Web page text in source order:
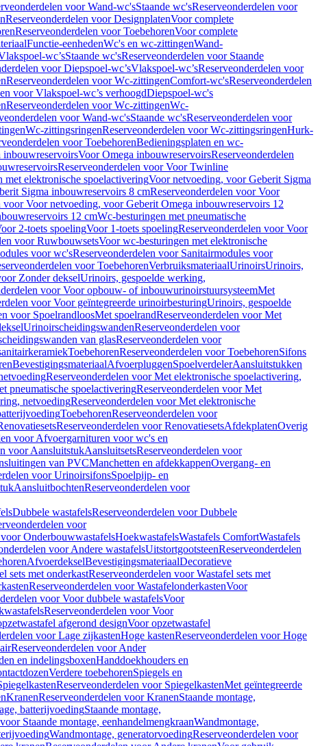
voor Wand-wc'sStaande wc'sReserveonderdelen voor
Reserveonderdelen voor DesignplatenVoor complete
Reserveonderdelen voor ToebehorenVoor complete
Functie-eenhedenWc's en wc-zittingenWand-
wc’sStaande wc'sReserveonderdelen voor Staande
voor Diepspoel-wc’sVlakspoel-wc’sReserveonderdelen voor
Reserveonderdelen voor Wc-zittingenComfort-wc'sReserveonderdelen
voor Vlakspoel-wc’s verhoogdDiepspoel-wc's
Reserveonderdelen voor Wc-zittingenWc-
voor Wand-wc'sStaande wc'sReserveonderdelen voor
Wc-zittingsringenReserveonderdelen voor Wc-zittingsringenHurk-
voor ToebehorenBedieningsplaten en wc-
inbouwreservoirsVoor Omega inbouwreservoirsReserveonderdelen
Reserveonderdelen voor Voor Twinline
met elektronische spoelactiveringVoor netvoeding, voor Geberit Sigma
Sigma inbouwreservoirs 8 cmReserveonderdelen voor Voor
voor Voor netvoeding, voor Geberit Omega inbouwreservoirs 12
12 cmWc-besturingen met pneumatische
2-toets spoelingVoor 1-toets spoelingReserveonderdelen voor Voor
voor RuwbouwsetsVoor wc-besturingen met elektronische
voor wc'sReserveonderdelen voor Sanitairmodules voor
voor ToebehorenVerbruiksmateriaalUrinoirsUrinoirs,
Zonder dekselUrinoirs, gespoelde werking,
voor Voor opbouw- of inbouwurinoirstuursysteemMet
voor Voor geïntegreerde urinoirbesturingUrinoirs, gespoelde
voor SpoelrandloosMet spoelrandReserveonderdelen voor Met
UrinoirscheidingswandenReserveonderdelen voor
van glasReserveonderdelen voor
ToebehorenReserveonderdelen voor ToebehorenSifons
BevestigingsmateriaalAfvoerpluggenSpoelverdelerAansluitstukken
Reserveonderdelen voor Met elektronische spoelactivering,
pneumatische spoelactiveringReserveonderdelen voor Met
netvoedingReserveonderdelen voor Met elektronische
ToebehorenReserveonderdelen voor
Reserveonderdelen voor RenovatiesetsAfdekplatenOverig
voor Afvoergarnituren voor wc's en
voor AansluitstukAansluitsetsReserveonderdelen voor
van PVCManchetten en afdekkappenOvergang- en
voor UrinoirsifonsSpoelpijp- en
AansluitbochtenReserveonderdelen voor
Dubbele wastafelsReserveonderdelen voor Dubbele
voor
OnderbouwwastafelsHoekwastafelsWastafels ComfortWastafels
voor Andere wastafelsUitstortgootsteenReserveonderdelen
AfvoerdekselBevestigingsmateriaalDecoratieve
sets met onderkastReserveonderdelen voor Wastafel sets met
Reserveonderdelen voor WastafelonderkastenVoor
voor Voor dubbele wastafelsVoor
Reserveonderdelen voor Voor
afgerond designVoor opzetwastafel
voor Lage zijkastenHoge kastenReserveonderdelen voor Hoge
Reserveonderdelen voor Ander
en indelingsboxenHanddoekhouders en
Verdere toebehorenSpiegels en
Reserveonderdelen voor SpiegelkastenMet geïntegreerde
KranenReserveonderdelen voor KranenStaande montage,
batterijvoedingStaande montage,
Staande montage, eenhandelmengkraanWandmontage,
Wandmontage, generatorvoedingReserveonderdelen voor